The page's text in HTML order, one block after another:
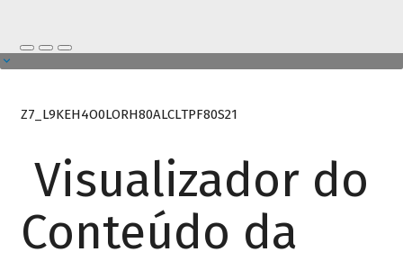
Z7_L9KEH4O0LORH80ALCLTPF80S21
Visualizador do
Conteúdo da